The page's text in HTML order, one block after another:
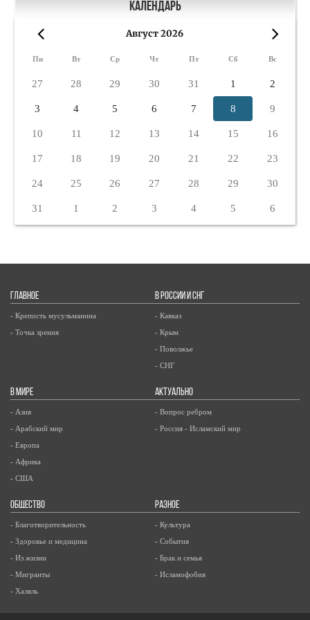
Календарь
Август 2026
Пн Вт Ср Чт Пт Сб Вс
27 28 29 30 31 1 2
3 4 5 6 7 8 9
10 11 12 13 14 15 16
17 18 19 20 21 22 23
24 25 26 27 28 29 30
31 1 2 3 4 5 6
ГЛАВНОЕ
- Крепость мусульманина
- Точка зрения
В РОССИИ И СНГ
- Кавказ
- Крым
- Поволжье
- СНГ
В МИРЕ
- Азия
- Арабский мир
- Европа
- Африка
- США
АКТУАЛЬНО
- Вопрос ребром
- Россия - Исламский мир
ОБЩЕСТВО
- Благотворительность
- Здоровье и медицина
- Из жизни
- Мигранты
- Халяль
РАЗНОЕ
- Культура
- События
- Брак и семья
- Исламофобия